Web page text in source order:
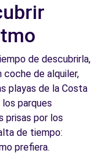
de descubrirla,
coche de alquiler,
playas de la Costa
los parques
prisas por los
de tiempo:
prefiera.